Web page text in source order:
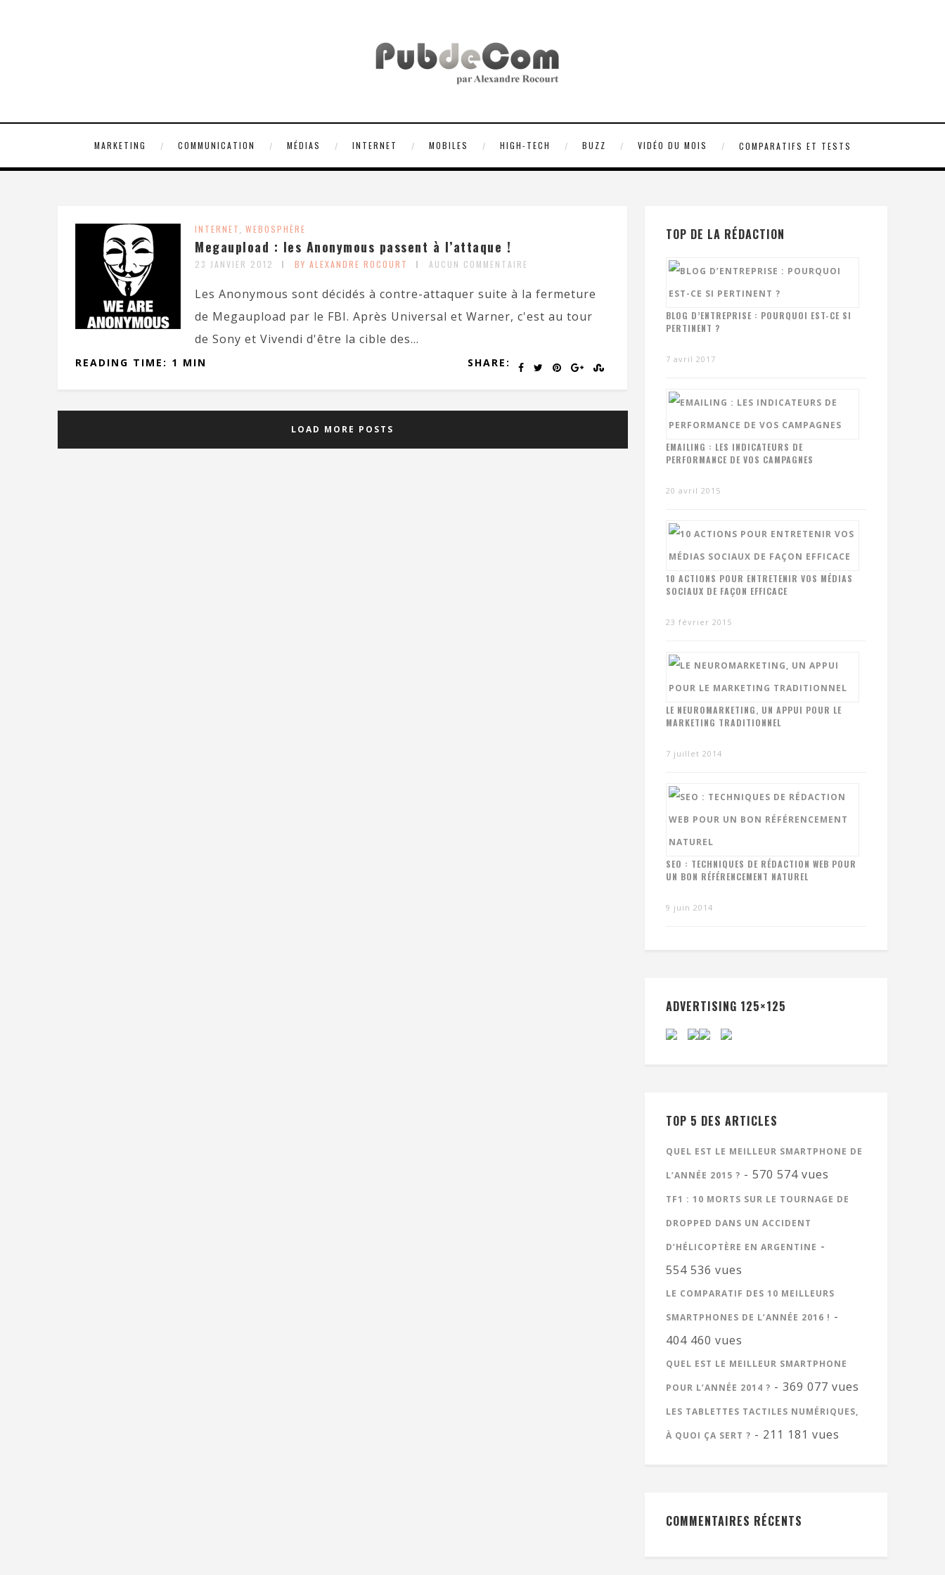
MARKETING COMMUNICATION MÉDIAS INTERNET MOBILES HIGH-TECH BUZZ VIDÉO DU MOIS COMPARATIFS ET TESTS
INTERNET, WEBOSPHÈRE
Megaupload : les Anonymous passent à l’attaque !
23 JANVIER 2012 BY ALEXANDRE ROCOURT AUCUN COMMENTAIRE
Les Anonymous sont décidés à contre-attaquer suite à la fermeture
de Megaupload par le FBI. Après Universal et Warner, c'est au tour
de Sony et Vivendi d'être la cible des...
SHARE:
READING TIME: 1 MIN
LOAD MORE POSTS
TOP DE LA RÉDACTION
BLOG D’ENTREPRISE : POURQUOI EST-CE SI
PERTINENT ?
7 avril 2017
EMAILING : LES INDICATEURS DE
PERFORMANCE DE VOS CAMPAGNES
20 avril 2015
10 ACTIONS POUR ENTRETENIR VOS MÉDIAS
SOCIAUX DE FAÇON EFFICACE
23 février 2015
LE NEUROMARKETING, UN APPUI POUR LE
MARKETING TRADITIONNEL
7 juillet 2014
SEO : TECHNIQUES DE RÉDACTION WEB POUR
UN BON RÉFÉRENCEMENT NATUREL
9 juin 2014
ADVERTISING 125×125
TOP 5 DES ARTICLES
QUEL EST LE MEILLEUR SMARTPHONE DE
L’ANNÉE 2015 ? - 570 574 vues
TF1 : 10 MORTS SUR LE TOURNAGE DE
DROPPED DANS UN ACCIDENT
D’HÉLICOPTÈRE EN ARGENTINE -
554 536 vues
LE COMPARATIF DES 10 MEILLEURS
SMARTPHONES DE L’ANNÉE 2016 ! -
404 460 vues
QUEL EST LE MEILLEUR SMARTPHONE
POUR L’ANNÉE 2014 ? - 369 077 vues
LES TABLETTES TACTILES NUMÉRIQUES,
À QUOI ÇA SERT ? - 211 181 vues
COMMENTAIRES RÉCENTS